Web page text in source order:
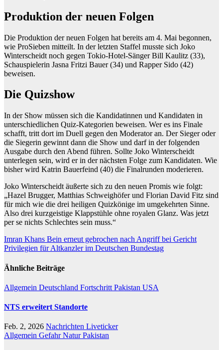
Produktion der neuen Folgen
Die Produktion der neuen Folgen hat bereits am 4. Mai begonnen,
wie ProSieben mitteilt. In der letzten Staffel musste sich Joko
Winterscheidt noch gegen Tokio-Hotel-Sänger Bill Kaulitz (33),
Schauspielerin Jasna Fritzi Bauer (34) und Rapper Sido (42)
beweisen.
Die Quizshow
In der Show müssen sich die Kandidatinnen und Kandidaten in
unterschiedlichen Quiz-Kategorien beweisen. Wer es ins Finale
schafft, tritt dort im Duell gegen den Moderator an. Der Sieger oder
die Siegerin gewinnt dann die Show und darf in der folgenden
Ausgabe durch den Abend führen. Sollte Joko Winterscheidt
unterlegen sein, wird er in der nächsten Folge zum Kandidaten. Wie
bisher wird Katrin Bauerfeind (40) die Finalrunden moderieren.
Joko Winterscheidt äußerte sich zu den neuen Promis wie folgt:
„Hazel Brugger, Matthias Schweighöfer und Florian David Fitz sind
für mich wie die drei heiligen Quizkönige im umgekehrten Sinne.
Also drei kurzgeistige Klappstühle ohne royalen Glanz. Was jetzt
per se nichts Schlechtes sein muss.“
Beitragsnavigation
Imran Khans Bein erneut gebrochen nach Angriff bei Gericht
Privilegien für Altkanzler im Deutschen Bundestag
Ähnliche Beiträge
Allgemein Deutschland Fortschritt Pakistan USA
NTS erweitert Standorte
Feb. 2, 2026 Nachrichten Liveticker
Allgemein GefahrNaturPakistan